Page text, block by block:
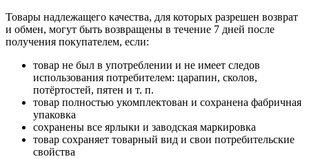
Товары надлежащего качества, для которых разрешен возврат
и обмен, могут быть возвращены в течение 7 дней после
получения покупателем, если:
товар не был в употреблении и не имеет следов
использования потребителем: царапин, сколов,
потёртостей, пятен и т. п.
товар полностью укомплектован и сохранена фабричная
упаковка
сохранены все ярлыки и заводская маркировка
товар сохраняет товарный вид и свои потребительские
свойства